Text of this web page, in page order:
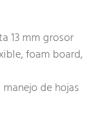
13 mm grosor
foam board,
de hojas